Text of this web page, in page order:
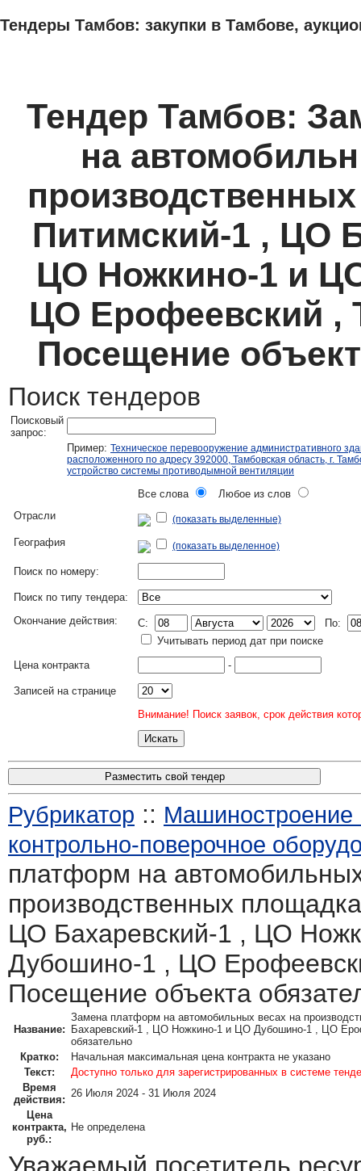
Тендеры Тамбов: закупки в Тамбове,
Тендер Тамбов:
на
Питимский-1 , ЦО
ЦО Ножкино-1 и
ЦО Ерофеевский ,
Посещение
Поиск тендеров
Поисковый
запрос:
Пример: Техническое перевооружение административного
расположенного по адресу 392000, Тамбовская область, г.
устройство системы противодымной вентиляции
Все слова
Любое из слов
Отрасли
(показать выделенные)
География (показать выделенное)
Поиск по номеру:
Поиск по типу тендера:
Окончание действия:
C:
По:
Учитывать период дат при поиске
Цена контракта
-
Записей на странице
Внимание! Поиск заявок, срок действия
Разместить свой тендер
Рубрикатор :: Машиностроение
контрольно-поверочное
платформ на
производственных
ЦО Бахаревский-1 , ЦО
Дубошино-1 , ЦО
Посещение объекта
Название:
Замена платформ на автомобильных весах на
Бахаревский-1 , ЦО Ножкино-1 и ЦО Дубошино-1 , ЦО
обязательно
Кратко:
Начальная максимальная цена контракта не указано
Текст:
Доступно только для зарегистрированных в системе
Время
действия:
26 Июля 2024 - 31 Июля 2024
Цена
контракта,
руб.:
Не определена